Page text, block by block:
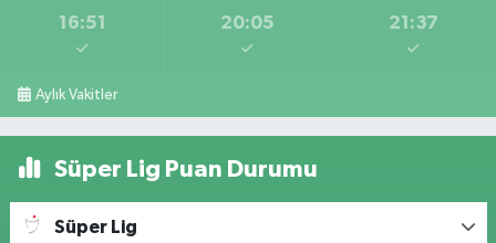
16:51 20:05 21:37
Aylık Vakitler
Süper Lig Puan Durumu
Süper Lig